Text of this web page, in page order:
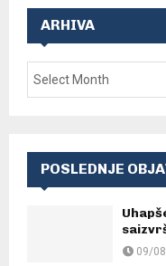
ARHIVA
POSLEDNJE
09/